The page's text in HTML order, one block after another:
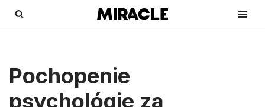
Pochopenie
psychológie za